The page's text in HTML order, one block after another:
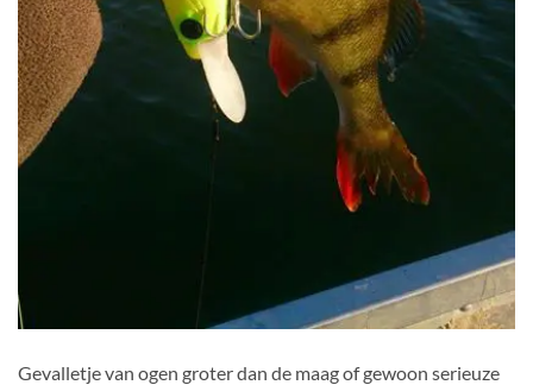
Gevalletje van ogen groter dan de maag of gewoon serieuze